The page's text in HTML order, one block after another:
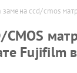
ccd/cmos
CMOS
Fujifilm